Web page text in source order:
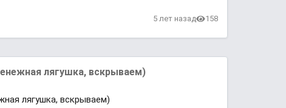
5 лет назад 158
лягушкa, вскрываем)
лягушкa, вскрываем)